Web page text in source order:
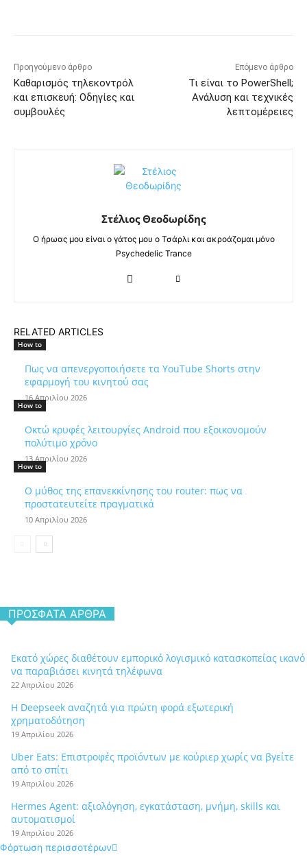
Προηγούμενο άρθρο
Καθαρισμός τηλεκοντρόλ
και επισκευή: Οδηγίες και
συμβουλές
Επόμενο άρθρο
Τι είναι το PowerShell;
Ανάλυση και τεχνικές
λεπτομέρειες
Στέλιος Θεοδωρίδης
Ο ήρωας μου είναι ο γάτος μου ο Τσάρλι και ακροάζομαι μόνο
Psychedelic Trance
RELATED ARTICLES
How to
Πως να απενεργοποιήσετε τα YouTube Shorts στην
εφαρμογή του κινητού σας
16 Απριλίου 2026
How to
Οκτώ κρυφές λειτουργίες Android που εξοικονομούν
πολύτιμο χρόνο
13 Απριλίου 2026
How to
Ο μύθος της επανεκκίνησης του router: πως να
προστατευτείτε πραγματικά
10 Απριλίου 2026
ΠΡΌΣΦΑΤΑ ΆΡΘΡΑ
Εκατό χώρες διαθέτουν εμπορικό λογισμικό κατασκοπείας ικανό
να παραβιάσει κινητά τηλέφωνα
22 Απριλίου 2026
Η Deepseek αναζητά για πρώτη φορά εξωτερική
χρηματοδότηση
19 Απριλίου 2026
Uber Eats: Επιστροφές προϊόντων με κούριερ χωρίς να βγείτε
από το σπίτι
19 Απριλίου 2026
Hermes Agent: αξιολόγηση, εγκατάσταση, μνήμη, skills και
αυτοματισμοί
19 Απριλίου 2026
Φόρτωση περισσοτέρων